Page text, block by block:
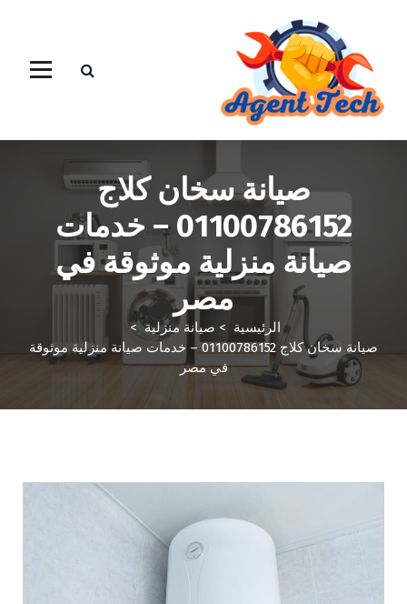
صيانة سخان كلاج
01100786152 – خدمات
صيانة منزلية موثوقة في
مصر
الرئيسية > صيانة منزلية>
صيانة سخان كلاج 01100786152 – خدمات صيانة منزلية موثوقة
في مصر